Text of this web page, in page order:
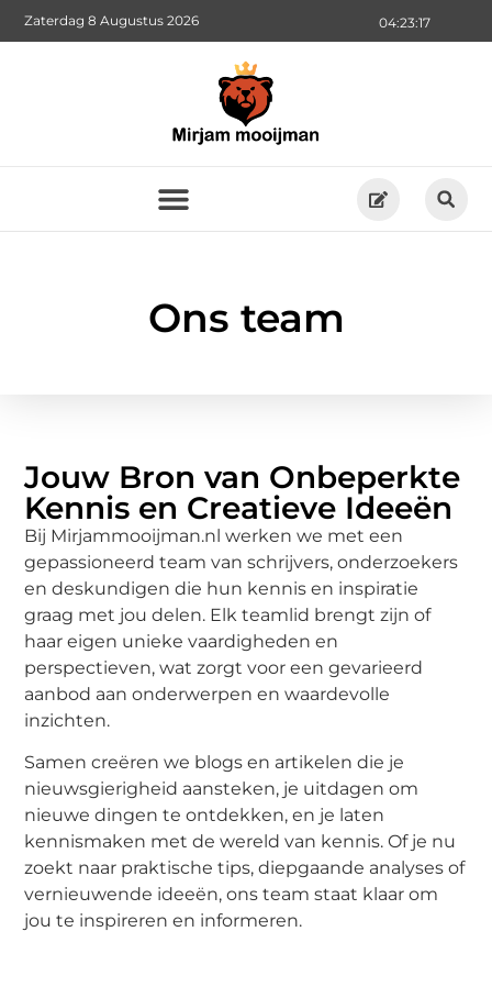
04:23:18
Zaterdag 8 Augustus 2026
Ons team
Jouw Bron van Onbeperkte
Kennis en Creatieve Ideeën
Bij Mirjammooijman.nl werken we met een
gepassioneerd team van schrijvers, onderzoekers
en deskundigen die hun kennis en inspiratie
graag met jou delen. Elk teamlid brengt zijn of
haar eigen unieke vaardigheden en
perspectieven, wat zorgt voor een gevarieerd
aanbod aan onderwerpen en waardevolle
inzichten.
Samen creëren we blogs en artikelen die je
nieuwsgierigheid aansteken, je uitdagen om
nieuwe dingen te ontdekken, en je laten
kennismaken met de wereld van kennis. Of je nu
zoekt naar praktische tips, diepgaande analyses of
vernieuwende ideeën, ons team staat klaar om
jou te inspireren en informeren.